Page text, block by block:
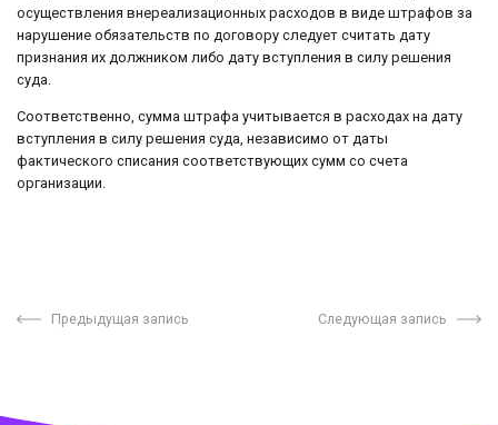
осуществления внереализационных расходов в виде штрафов за
нарушение обязательств по договору следует считать дату
признания их должником либо дату вступления в силу решения
суда.
Соответственно, сумма штрафа учитывается в расходах на дату
вступления в силу решения суда, независимо от даты
фактического списания соответствующих сумм со счета
организации.
Предыдущая запись Следующая запись